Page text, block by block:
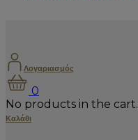
Λογαριασμός
0
No products in the cart.
Καλάθι